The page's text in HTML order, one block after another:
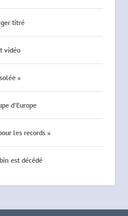
titré
vidéo
»
d’Europe
les records »
est décédé